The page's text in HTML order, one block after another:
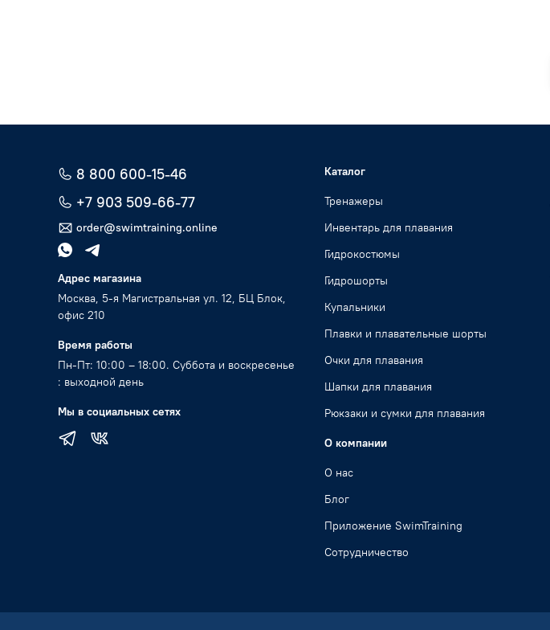
8 800 600-15-46
+7 903 509-66-77
order@swimtraining.online
Адрес магазина
Москва, 5-я Магистральная ул. 12, БЦ Блок,
офис 210
Время работы
Пн-Пт: 10:00 – 18:00. Суббота и воскресенье
: выходной день
Мы в социальных сетях
Каталог
Тренажеры
Инвентарь для плавания
Гидрокостюмы
Гидрошорты
Купальники
Плавки и плавательные шорты
Очки для плавания
Шапки для плавания
Рюкзаки и сумки для плавания
О компании
О нас
Блог
Приложение SwimTraining
Сотрудничество